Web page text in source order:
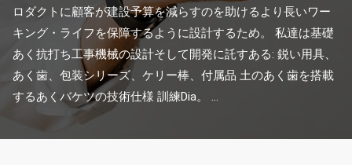
ロダクトに顧客が建設予算を減らすのを助けるより長いワー
キング・ライフを保障するように設計するため。 私達は基礎
あく抗打ち工事機械の設計そして開発に託すある: 鋭い用具、
あく歯、包装シリーズ、ケリー棒、付属品 土のあく歯を搭載
するあくバケツの技術仕様 訓練Dia。 ...